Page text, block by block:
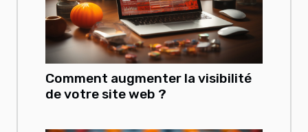
Comment augmenter la visibilité
de votre site web ?